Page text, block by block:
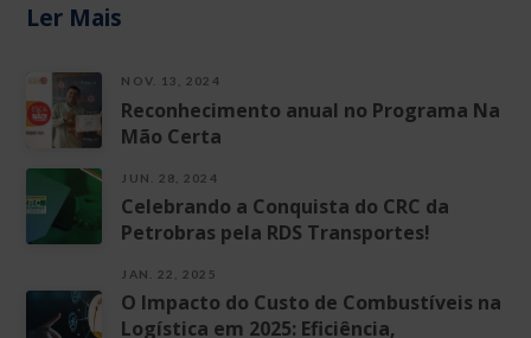
Ler Mais
NOV. 13, 2024
Reconhecimento anual no Programa Na
Mão Certa
JUN. 28, 2024
Celebrando a Conquista do CRC da
Petrobras pela RDS Transportes!
JAN. 22, 2025
O Impacto do Custo de Combustíveis na
Logística em 2025: Eficiência,